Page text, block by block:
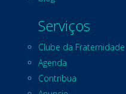
Serviços
Clube da Fraternidade
Agenda
Contribua